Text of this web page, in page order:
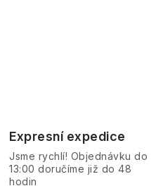
Expresní expedice
Jsme rychlí! Objednávku do
13:00 doručíme již do 48
hodin